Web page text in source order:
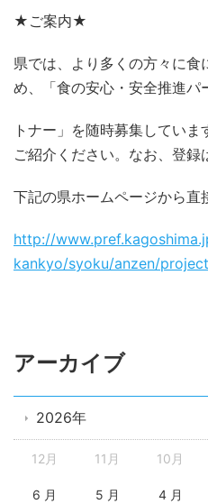
★ご案内★
県では、より多くの方々に食
め、「食の安心・安全推進パ
トナー」を随時募集してい
ご紹介ください。なお、登録
下記の県ホームページから直
http://
kankyo/syoku/anzen/
アーカイブ
2026年
12月 11月 10月
6 月 5 月 4 月